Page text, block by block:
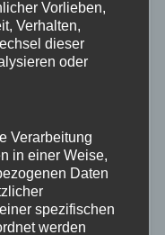
Vorlieben,
Verhalten,
dieser
oder
Verarbeitung
in einer Weise,
Daten
spezifischen
werden